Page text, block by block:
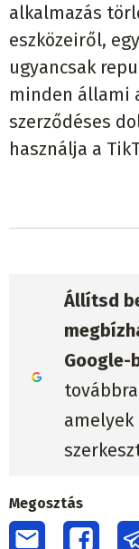
alkalmazás
eszközeiről,
ugyancsak
minden állami
szerződéses
használja a
Állítsd
Google-
Megosztás